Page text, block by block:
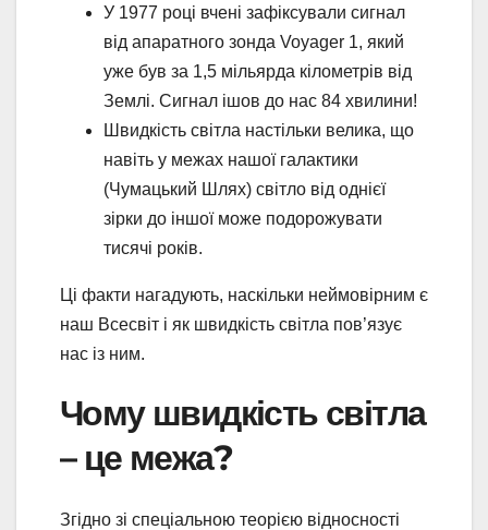
У 1977 році вчені зафіксували сигнал
від апаратного зонда Voyager 1, який
уже був за 1,5 мільярда кілометрів від
Землі. Сигнал ішов до нас 84 хвилини!
Швидкість світла настільки велика, що
навіть у межах нашої галактики
(Чумацький Шлях) світло від однієї
зірки до іншої може подорожувати
тисячі років.
Ці факти нагадують, наскільки неймовірним є
наш Всесвіт і як швидкість світла пов’язує
нас із ним.
Чому швидкість світла
– це межа?
Згідно зі спеціальною теорією відносності